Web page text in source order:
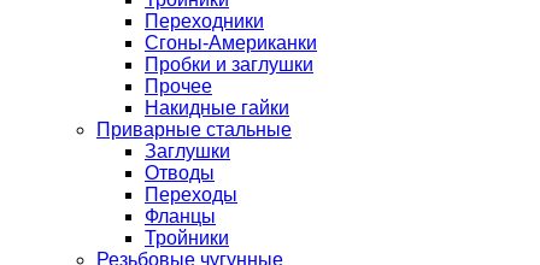
Переходники
Сгоны-Американки
Пробки и заглушки
Прочее
Накидные гайки
Приварные стальные
Заглушки
Отводы
Переходы
Фланцы
Тройники
Резьбовые чугунные